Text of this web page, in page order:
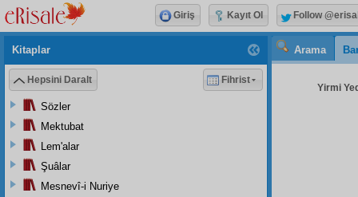
Arama
Yirmi
Kitaplar
Hepsini Daralt Fihrist
Sözler
Mektubat
Lem'alar
Şuâlar
Mesnevî-i Nuriye
Giriş Kayıt Ol Follow